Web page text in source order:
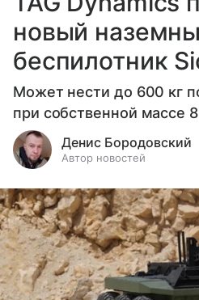
новый
беспилотник
Может нести до 600 кг
при собственной массе
Денис Бородовский
Автор новостей